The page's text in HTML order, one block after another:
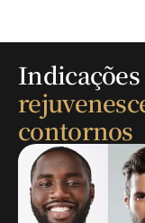
contornos